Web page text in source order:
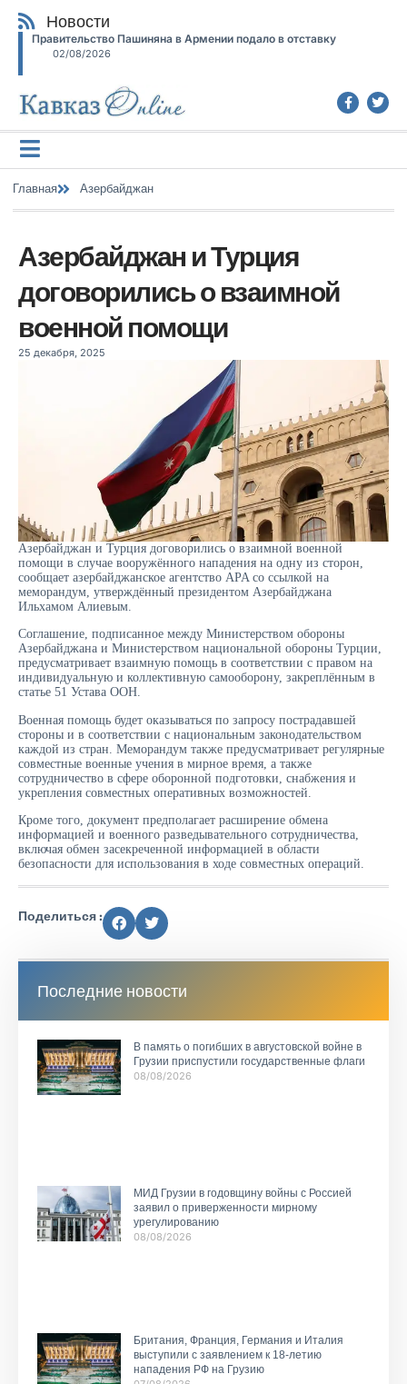
Новости
Правительство Пашиняна в Армении подало в отставку
02/08/2026
Главная Азербайджан
Азербайджан и Турция
договорились о взаимной
военной помощи
25 декабря, 2025
Азербайджан и Турция договорились о взаимной военной
помощи в случае вооружённого нападения на одну из сторон,
сообщает азербайджанское агентство APA со ссылкой на
меморандум, утверждённый президентом Азербайджана
Ильхамом Алиевым.
Соглашение, подписанное между Министерством обороны
Азербайджана и Министерством национальной обороны Турции,
предусматривает взаимную помощь в соответствии с правом на
индивидуальную и коллективную самооборону, закреплённым в
статье 51 Устава ООН.
Военная помощь будет оказываться по запросу пострадавшей
стороны и в соответствии с национальным законодательством
каждой из стран. Меморандум также предусматривает регулярные
совместные военные учения в мирное время, а также
сотрудничество в сфере оборонной подготовки, снабжения и
укрепления совместных оперативных возможностей.
Кроме того, документ предполагает расширение обмена
информацией и военного разведывательного сотрудничества,
включая обмен засекреченной информацией в области
безопасности для использования в ходе совместных операций.
Поделиться :
Последние новости
В память о погибших в августовской войне в
Грузии приспустили государственные флаги
08/08/2026
МИД Грузии в годовщину войны с Россией
заявил о приверженности мирному
урегулированию
08/08/2026
Британия, Франция, Германия и Италия
выступили с заявлением к 18-летию
нападения РФ на Грузию